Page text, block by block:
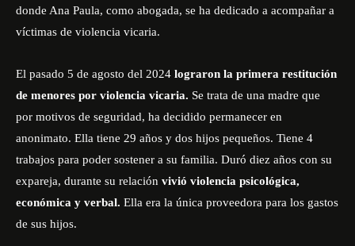
donde Ana Paula, como abogada, se ha dedicado a acompañar a
víctimas de violencia vicaria.
El pasado 5 de agosto del 2024 lograron la primera restitución
de menores por violencia vicaria. Se trata de una madre que
por motivos de seguridad, ha decidido permanecer en
anonimato. Ella tiene 29 años y dos hijos pequeños. Tiene 4
trabajos para poder sostener a su familia. Duró diez años con su
expareja, durante su relación vivió violencia psicológica,
económica y verbal. Ella era la única proveedora para los gastos
de sus hijos.